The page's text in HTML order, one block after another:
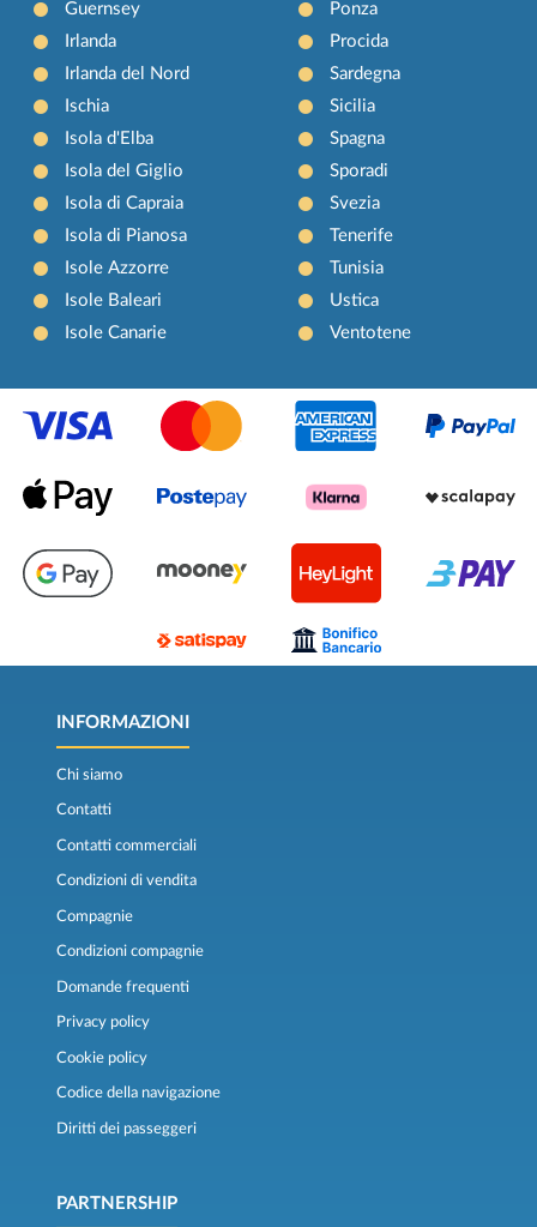
Guernsey
Irlanda
Irlanda del Nord
Ischia
Isola d'Elba
Isola del Giglio
Isola di Capraia
Isola di Pianosa
Isole Azzorre
Isole Baleari
Isole Canarie
Ponza
Procida
Sardegna
Sicilia
Spagna
Sporadi
Svezia
Tenerife
Tunisia
Ustica
Ventotene
INFORMAZIONI
Chi siamo
Contatti
Contatti commerciali
Condizioni di vendita
Compagnie
Condizioni compagnie
Domande frequenti
Privacy policy
Cookie policy
Codice della navigazione
Diritti dei passeggeri
PARTNERSHIP